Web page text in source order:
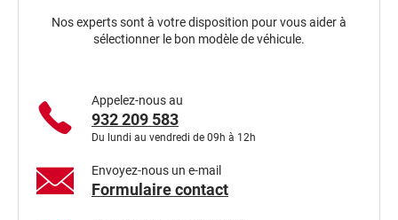
Nos experts sont à votre disposition pour vous aider à
sélectionner le bon modèle de véhicule.
Appelez-nous au
932 209 583
Du lundi au vendredi de 09h à 12h
Envoyez-nous un e-mail
Formulaire contact